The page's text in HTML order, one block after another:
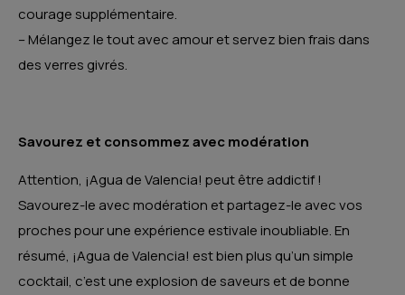
courage supplémentaire.
– Mélangez le tout avec amour et servez bien frais dans
des verres givrés.
Savourez et consommez avec modération
Attention, ¡Agua de Valencia! peut être addictif !
Savourez-le avec modération et partagez-le avec vos
proches pour une expérience estivale inoubliable. En
résumé, ¡Agua de Valencia! est bien plus qu’un simple
cocktail, c’est une explosion de saveurs et de bonne